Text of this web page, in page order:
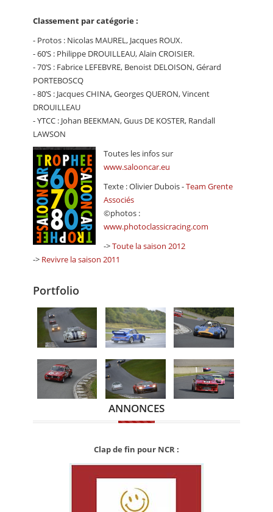
Classement par catégorie :
- Protos : Nicolas MAUREL, Jacques ROUX.
- 60’S : Philippe DROUILLEAU, Alain CROISIER.
- 70’S : Fabrice LEFEBVRE, Benoist DELOISON, Gérard
PORTEBOSCQ
- 80’S : Jacques CHINA, Georges QUERON, Vincent
DROUILLEAU
- YTCC : Johan BEEKMAN, Guus DE KOSTER, Randall
LAWSON
Toutes les infos sur
www.salooncar.eu
Texte : Olivier Dubois -Team Grente
Associés
©photos :
www.photoclassicracing.com
->Toute la saison 2012
-> Revivre la saison 2011
Portfolio
ANNONCES
Clap de fin pour NCR :